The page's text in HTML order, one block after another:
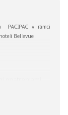
PACIPACv rámci
Bellevue .
Ministerstva